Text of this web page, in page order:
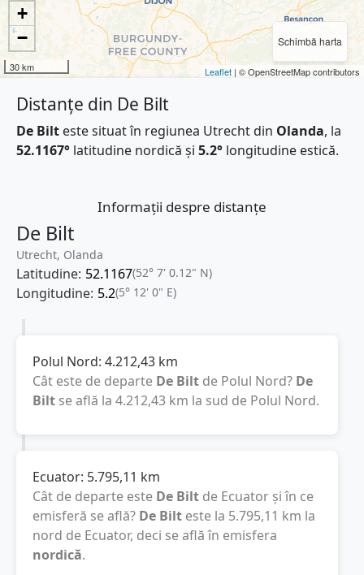
Schimbă harta
+
−
30 km Leaflet | © OpenStreetMap contributors
Distanțe din De Bilt
De Bilt este situat în regiunea Utrecht din Olanda, la
52.1167° latitudine nordică și 5.2° longitudine estică.
Informații despre distanțe
De Bilt
Utrecht, Olanda
Latitudine: 52.1167(52° 7' 0.12" N)
Longitudine: 5.2(5° 12' 0" E)
Polul Nord: 4.212,43 km
Cât este de departe De Bilt de Polul Nord? De
Bilt se află la 4.212,43 km la sud de Polul Nord.
Ecuator: 5.795,11 km
Cât de departe este De Bilt de Ecuator și în ce
emisferă se află? De Bilt este la 5.795,11 km la
nord de Ecuator, deci se află în emisfera
nordică.